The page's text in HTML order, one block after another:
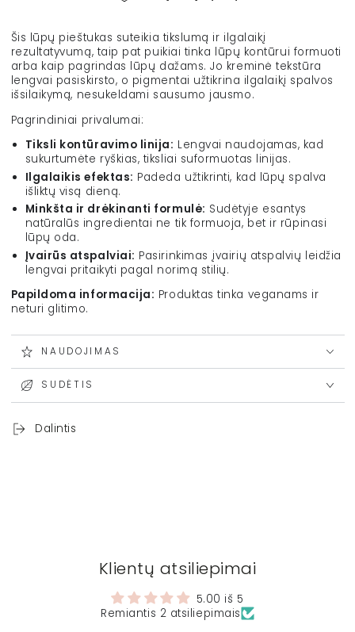
Šis lūpų pieštukas suteikia tikslumą ir ilgalaikį
rezultatyvumą, taip pat puikiai tinka lūpų kontūrui formuoti
arba kaip pagrindas lūpų dažams. Jo kreminė tekstūra
lengvai pasiskirsto, o pigmentai užtikrina ilgalaikį spalvos
išsilaikymą, nesukeldami sausumo jausmo.
Pagrindiniai privalumai:
Tiksli kontūravimo linija: Lengvai naudojamas, kad
sukurtumėte ryškias, tiksliai suformuotas linijas.
Ilgalaikis efektas: Padeda užtikrinti, kad lūpų spalva
išliktų visą dieną.
Minkšta ir drėkinanti formulė: Sudėtyje esantys
natūralūs ingredientai ne tik formuoja, bet ir rūpinasi
lūpų oda.
Įvairūs atspalviai: Pasirinkimas įvairių atspalvių leidžia
lengvai pritaikyti pagal norimą stilių.
Papildoma informacija: Produktas tinka veganams ir
neturi glitimo.
NAUDOJIMAS
SUDĖTIS
Dalintis
Klientų atsiliepimai
5.00 iš 5
Remiantis 2 atsiliepimais